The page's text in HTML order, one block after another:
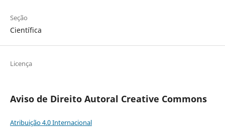
Seção
Científica
Licença
Aviso de Direito Autoral Creative Commons
Atribuição 4.0 Internacional